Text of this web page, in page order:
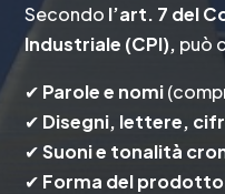
Secondo l’art. 7 del
Industriale (CPI), può
✔ Parole e nomi
✔ Disegni, lettere,
✔Suoni e tonalità
✔ Forma del prodotto